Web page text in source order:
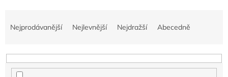
n
Nejprodávanější Nejlevnější Nejdražší Abecedně